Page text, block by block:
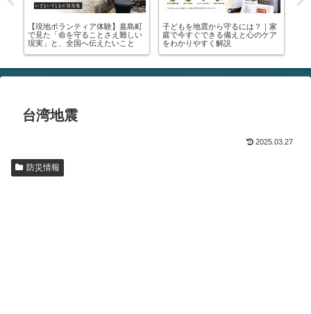
🚨【緊急】罹災証明書を今すぐ取
りに行って！│申請方法・写真の
撮り方・受けられる支援まで全部
🚨【緊急】熊本地震で車中泊をす
る方、必ず見てください！🚨｜車
中泊のマニュアル・避難所の場所
台湾地震
2025.03.27
防災情報